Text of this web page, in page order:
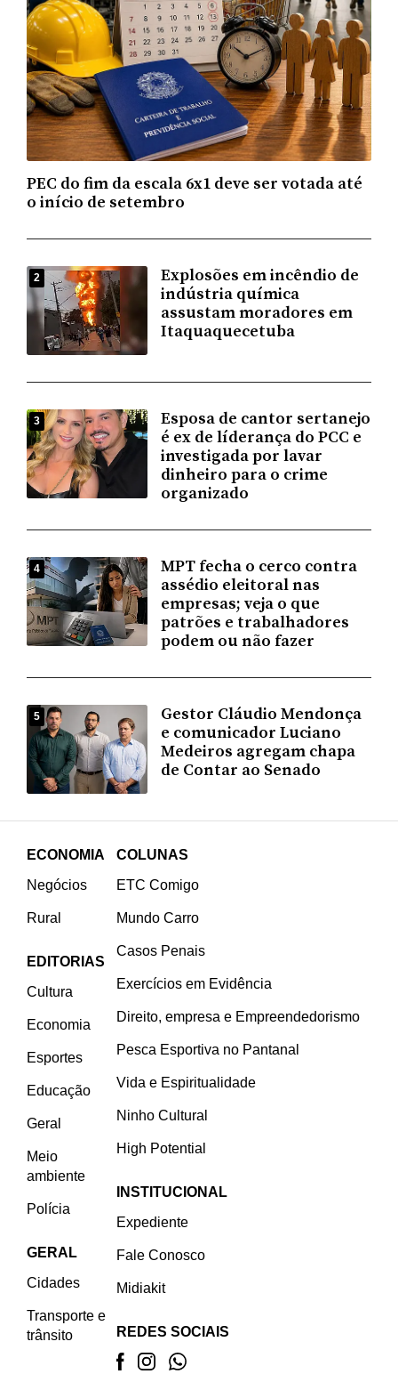
PEC do fim da escala 6x1 deve ser votada até
o início de setembro
2
Explosões em incêndio de
indústria química
assustam moradores em
Itaquaquecetuba
3
Esposa de cantor sertanejo
é ex de líderança do PCC e
investigada por lavar
dinheiro para o crime
organizado
4
MPT fecha o cerco contra
assédio eleitoral nas
empresas; veja o que
patrões e trabalhadores
podem ou não fazer
5
Gestor Cláudio Mendonça
e comunicador Luciano
Medeiros agregam chapa
de Contar ao Senado
ECONOMIA
Negócios
Rural
EDITORIAS
Cultura
Economia
Esportes
Educação
Geral
Meio
ambiente
Polícia
GERAL
Cidades
Transporte e
trânsito
COLUNAS
ETC Comigo
Mundo Carro
Casos Penais
Exercícios em Evidência
Direito, empresa e Empreendedorismo
Pesca Esportiva no Pantanal
Vida e Espiritualidade
Ninho Cultural
High Potential
INSTITUCIONAL
Expediente
Fale Conosco
Midiakit
REDES SOCIAIS